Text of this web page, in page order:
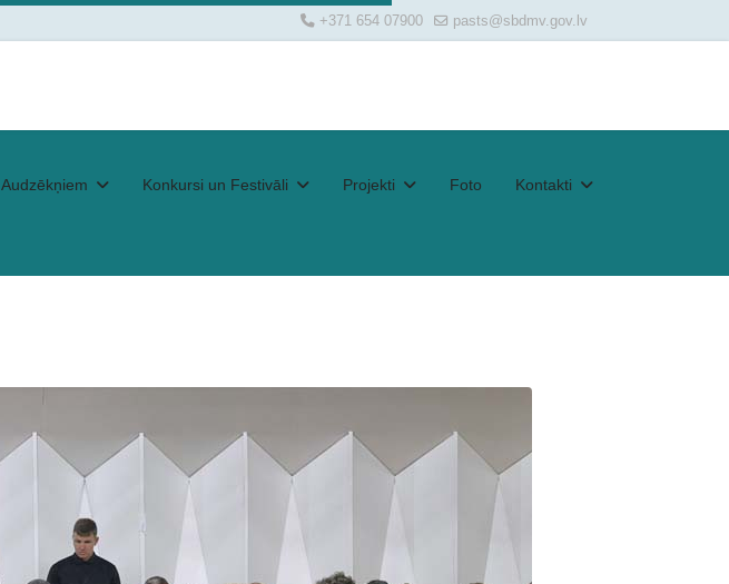
+371 654 07900 pasts@sbdmv.gov.lv
Audzēkņiem Konkursi un Festivāli Projekti Foto Kontakti